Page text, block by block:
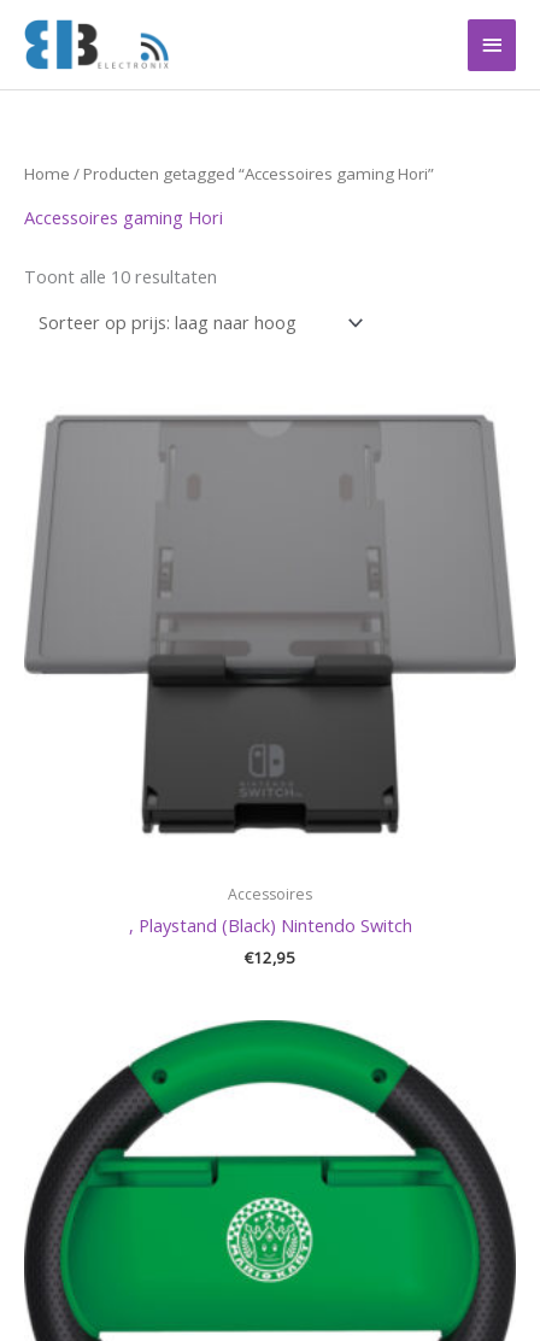
naar
inhoud
Home / Producten getagged “Accessoires gaming Hori”
Accessoires gaming Hori
Toont alle 10 resultaten
Gesorteerd
op
laag
Accessoires
, Playstand (Black) Nintendo Switch
€12,95